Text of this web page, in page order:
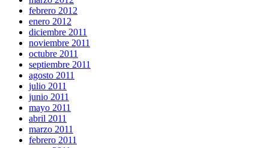
febrero 2012
enero 2012
diciembre 2011
noviembre 2011
octubre 2011
septiembre 2011
agosto 2011
julio 2011
junio 2011
mayo 2011
abril 2011
marzo 2011
febrero 2011